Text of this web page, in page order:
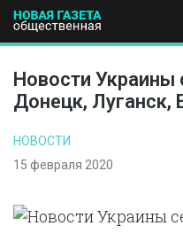
ПОЛИТИКА
Новости Украины
Донецк, Луганск,
НОВОСТИ
15 февраля 2020